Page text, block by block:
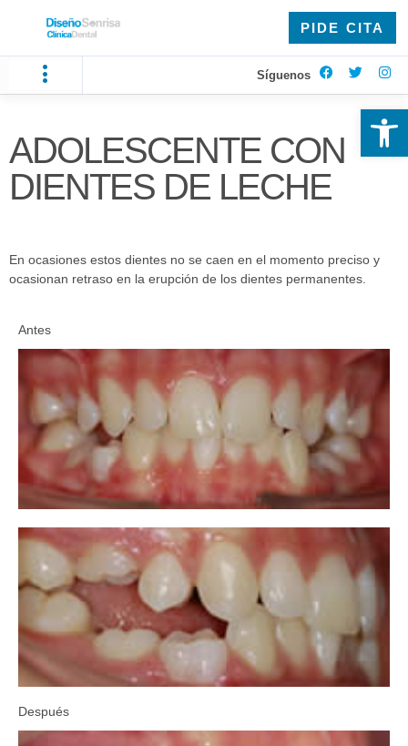
PIDE CITA
Síguenos
ADOLESCENTE CON
DIENTES DE LECHE
En ocasiones estos dientes no se caen en el momento preciso y
ocasionan retraso en la erupción de los dientes permanentes.
Antes
Después